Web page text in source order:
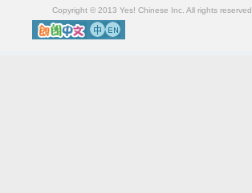
Copyright © 2013 Yes! Chinese Inc. All rights reserved.